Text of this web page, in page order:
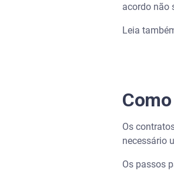
acordo não
Leia
Os
necessário
Os passos